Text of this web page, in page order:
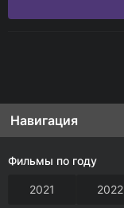
Навигация
Фильмы по году
2021 2022